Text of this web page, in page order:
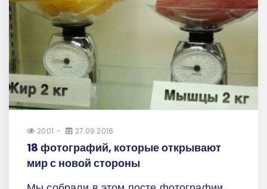
2001 27.09.2016
18 фотографий, которые открывают
мир с новой стороны